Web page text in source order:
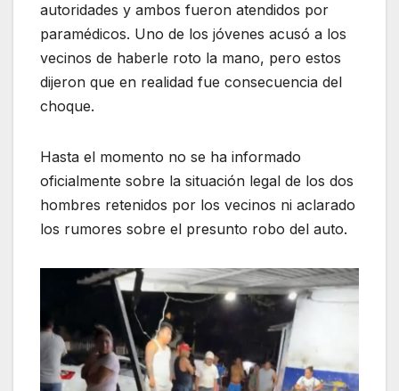
autoridades y ambos fueron atendidos por
paramédicos. Uno de los jóvenes acusó a los
vecinos de haberle roto la mano, pero estos
dijeron que en realidad fue consecuencia del
choque.
Hasta el momento no se ha informado
oficialmente sobre la situación legal de los dos
hombres retenidos por los vecinos ni aclarado
los rumores sobre el presunto robo del auto.